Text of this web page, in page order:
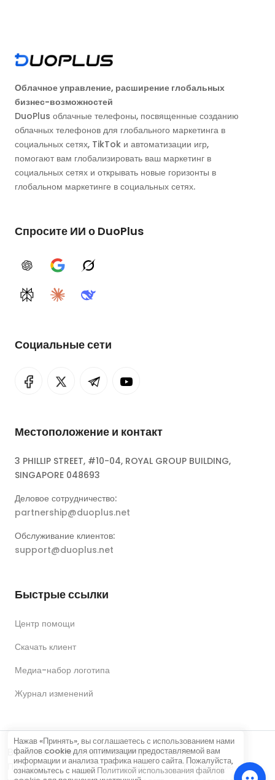
Облачное управление, расширение глобальных
бизнес-возможностей
DuoPlus облачные телефоны, посвященные созданию
облачных телефонов для глобального маркетинга в
социальных сетях, TikTok и автоматизации игр,
помогают вам глобализировать ваш маркетинг в
социальных сетях и открывать новые горизонты в
глобальном маркетинге в социальных сетях.
Спросите ИИ о DuoPlus
ChatGPTGoogle AIGrok
PerplexityClaudeDeepSeek
Социальные сети
Местоположение и контакт
3 PHILLIP STREET, #10-04, ROYAL GROUP BUILDING,
SINGAPORE 048693
Деловое сотрудничество:
partnership@duoplus.net
Обслуживание клиентов:
support@duoplus.net
Быстрые ссылки
Центр помощи
Скачать клиент
Медиа-набор логотипа
Журнал изменений
Все права защищены © DUOPLUS PTE. LTD.
Политика
Соглашение о
Соглашение
Нажав «Принять», вы соглашаетесь с использованием нами
файлов cookie для оптимизации предоставляемой вам
информации и анализа трафика нашего сайта. Пожалуйста,
ознакомьтесь с нашей Политикой использования файлов